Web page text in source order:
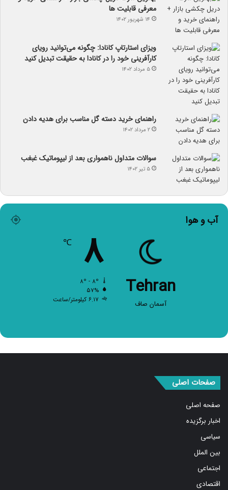
معرفی قابلیت ها
۱۴ شهریور ۱۴۰۲
ویزای استارتاپ کانادا: چگونه می‌توانید رویای
کارآفرینی خود را در کانادا به حقیقت تبدیل کنید
۵ مرداد ۱۴۰۲
راهنمای خرید دسته گل مناسب برای هدیه دادن
۲ مرداد ۱۴۰۲
سوالات متداول ناهمواری بعد از لیپوماتیک غبغب
۵ تیر ۱۴۰۲
آب و هوا
Tehran
آسمان صاف
۸ ℃
۵۷%
۶.۱۷ کیلومتر/ساعت
صفحات اصلی
صفحه اصلی
اخبار برگزیده
سیاسی
بین الملل
اجتماعی
اقتصادی